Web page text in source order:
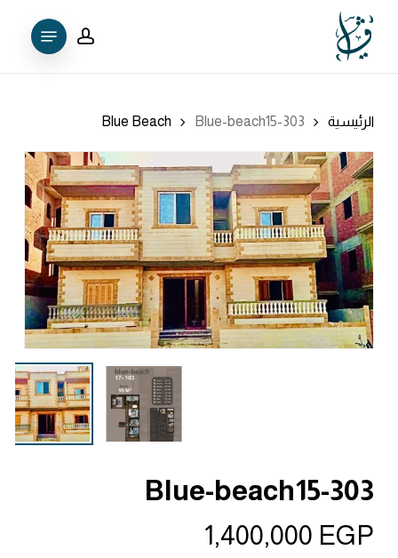
account
Menu
الرئيسية Blue Beach Blue-beach15-303
Blue-beach15-303
1,400,000 EGP